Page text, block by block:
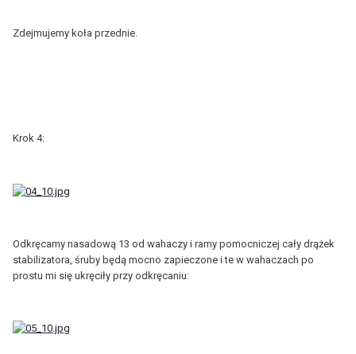
Zdejmujemy koła przednie.
Krok 4:
Odkręcamy nasadową 13 od wahaczy i ramy pomocniczej cały drążek
stabilizatora, śruby będą mocno zapieczone i te w wahaczach po
prostu mi się ukręciły przy odkręcaniu: